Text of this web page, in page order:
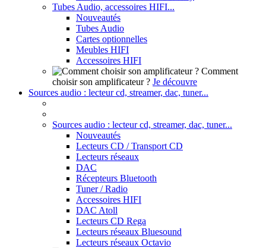
Tubes Audio, accessoires HIFI...
Nouveautés
Tubes Audio
Cartes optionnelles
Meubles HIFI
Accessoires HIFI
Comment
choisir son amplificateur ? Je découvre
Sources audio : lecteur cd, streamer, dac, tuner...
Sources audio : lecteur cd, streamer, dac, tuner...
Nouveautés
Lecteurs CD / Transport CD
Lecteurs réseaux
DAC
Récepteurs Bluetooth
Tuner / Radio
Accessoires HIFI
DAC Atoll
Lecteurs CD Rega
Lecteurs réseaux Bluesound
Lecteurs réseaux Octavio